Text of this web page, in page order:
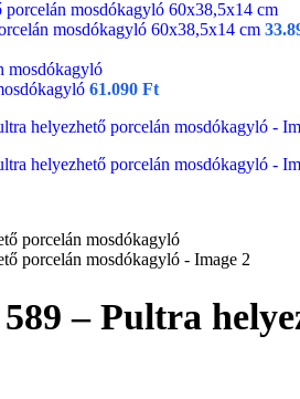
mosdókagyló 60x38,5x14 cm
61.090 Ft
– Pultra